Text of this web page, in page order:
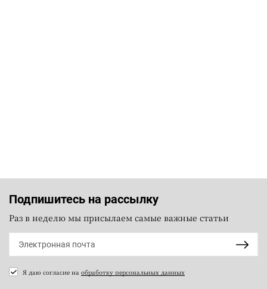
Подпишитесь на рассылку
Раз в неделю мы присылаем самые важные статьи
Я даю согласие на обработку персональных данных